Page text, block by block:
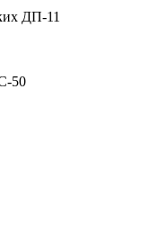
ДП-11
50